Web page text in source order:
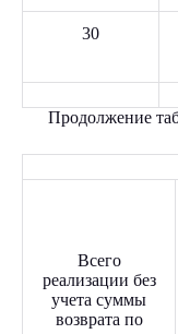
30
Продолжение
Всего
реализации без
учета суммы
возврата по